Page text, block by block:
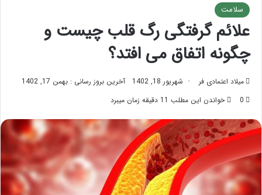
سلامت
علائم گرفتگی رگ قلب چیست و
چگونه اتفاق می افتد؟
میلاد اعتمادی فر شهریور 18, 1402
آخرین بروز رسانی : بهمن 17, 1402
0
خواندن این مطلب 11 دقیقه زمان میبرد